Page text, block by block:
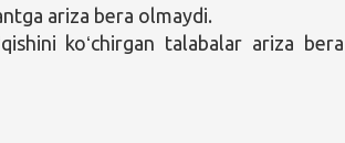
ariza bera olmaydi.
koʻchirgan talabalar ariza bera